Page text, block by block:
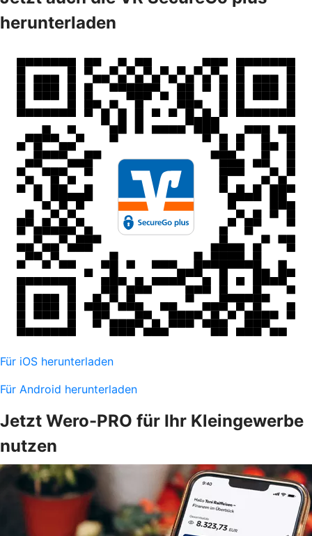
herunterladen
Für iOS herunterladen
Für Android herunterladen
Jetzt Wero-PRO für Ihr Kleingewerbe
nutzen